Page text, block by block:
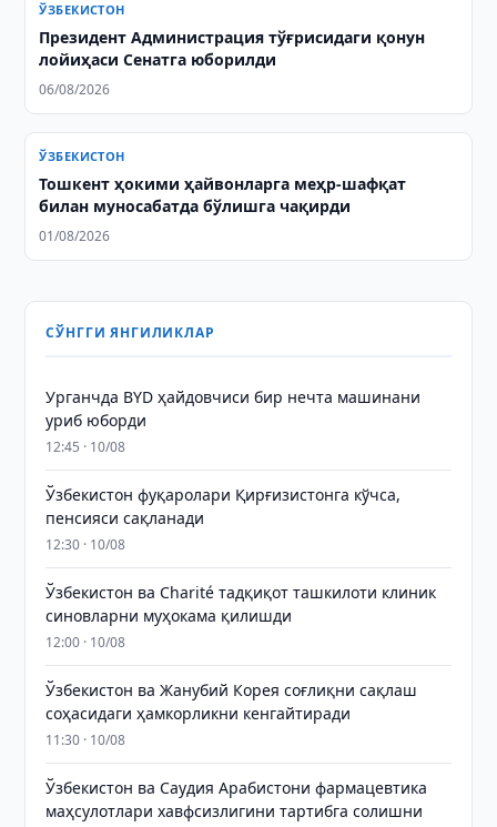
ЎЗБЕКИСТОН
Президент Администрация тўғрисидаги қонун
лойиҳаси Сенатга юборилди
06/08/2026
ЎЗБЕКИСТОН
Тошкент ҳокими ҳайвонларга меҳр-шафқат
билан муносабатда бўлишга чақирди
01/08/2026
СЎНГГИ ЯНГИЛИКЛАР
Урганчда BYD ҳайдовчиси бир нечта машинани
уриб юборди
12:45 · 10/08
Ўзбекистон фуқаролари Қирғизистонга кўчса,
пенсияси сақланади
12:30 · 10/08
Ўзбекистон ва Charité тадқиқот ташкилоти клиник
синовларни муҳокама қилишди
12:00 · 10/08
Ўзбекистон ва Жанубий Корея соғлиқни сақлаш
соҳасидаги ҳамкорликни кенгайтиради
11:30 · 10/08
Ўзбекистон ва Саудия Арабистони фармацевтика
маҳсулотлари хавфсизлигини тартибга солишни